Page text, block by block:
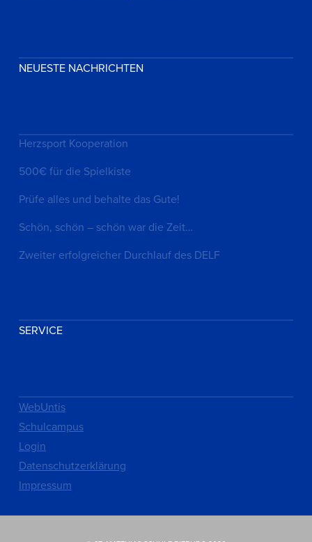
NEUESTE NACHRICHTEN
Herzsport Kooperation
500€ für die Spielkiste
Prüfe alles und behalte das Gute!
Schön, schön – schön war die Zeit…
Zweiter erfolgreicher Durchlauf des DELF
SERVICE
WebUntis
Schulcampus
Login
Datenschutzerklärung
Impressum